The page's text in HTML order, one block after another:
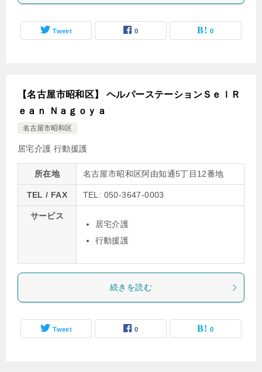
Tweet 0 0
【名古屋市昭和区】 ヘルパーステーションＳｅｌＲ
ｅａｎ Ｎａｇｏｙａ
名古屋市昭和区
居宅介護 行動援護
所在地 名古屋市昭和区阿由知通5丁目12番地
TEL / FAX TEL: 050-3647-0003
サービス
居宅介護
行動援護
続きを読む
Tweet 0 0